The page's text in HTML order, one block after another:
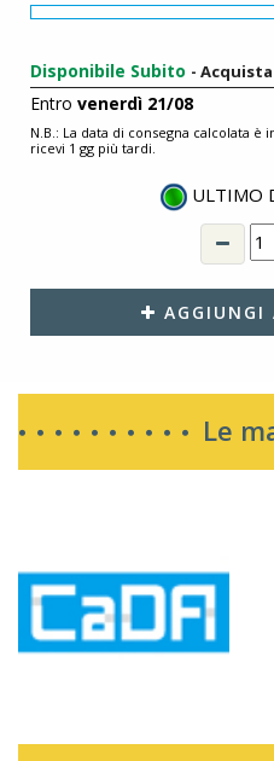
bambino in emozionanti
duraturo con un prodotto
PUKY TRAILY è adatto
PUKYLINO e WUTSCH.
Disponibile Subito -
Entro venerdì 21/08
N.B.: La data di consegna calcolata è
ricevi 1 gg più tardi.
ULTIMO
AGGIUNGI
Le